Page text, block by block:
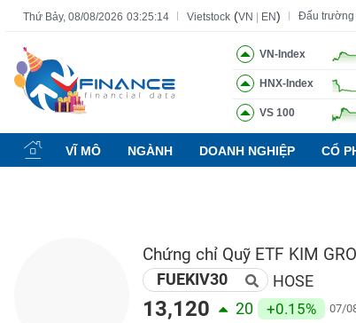
Thứ Bảy, 08/08/2026 03:25:15 Vietstock (VN EN) Đấu trường
VN-Index
HNX-Index
VS 100
VĨ MÔ NGÀNH DOANH NGHIỆP CỔ
Chứng chỉ Quỹ ETF KIM
FUEKIV30 HOSE
13,120 20 +0.15% 07/
Tất cả Tính năng Ngành Mã chứng khoán
Tính
năng
(-)